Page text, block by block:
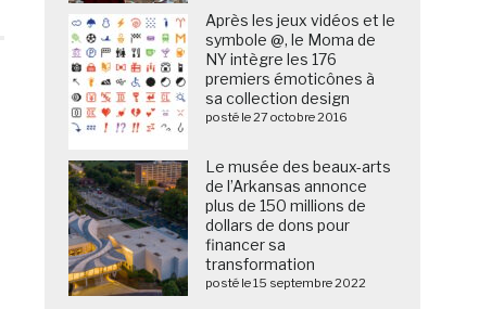
Après les jeux vidéos et le
symbole @, le Moma de
NY intègre les 176
premiers émoticônes à
sa collection design
posté le 27 octobre 2016
Le musée des beaux-arts
de l’Arkansas annonce
plus de 150 millions de
dollars de dons pour
financer sa
transformation
posté le 15 septembre 2022